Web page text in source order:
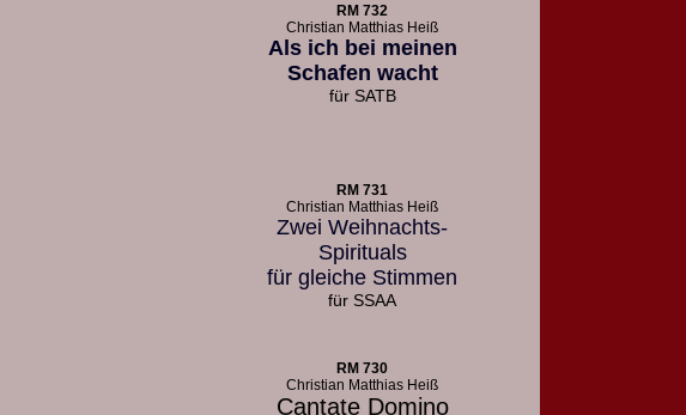
RM 732
Christian Matthias Heiß
Als ich bei meinen
Schafen wacht
für SATB
RM 731
Christian Matthias Heiß
Zwei Weihnachts-
Spirituals
für gleiche Stimmen
für SSAA
RM 730
Christian Matthias Heiß
Cantate Domino